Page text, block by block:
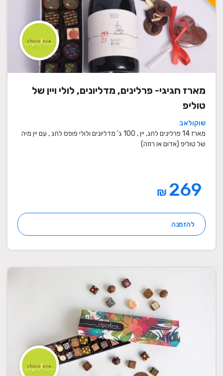
מארז חגיגי- פרלינים, מדליונים, לולי ויין של
טוליפ
שוקולאב
מארז 14 פרלינים לחג, יין , 100 ג' מדליונים ולולי פופס לחג , עם יין מיה
של טוליפ (אדום או רוזה)
₪
להזמנה